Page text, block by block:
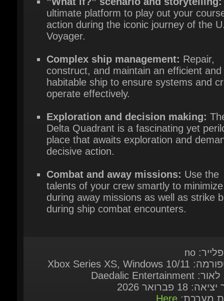
Complex ship management:Repair,
construct, and maintain an efficient and
habitable ship to ensure systems and
Exploration and decision making: The
Delta Quadrant is a fascinating yet
place that awaits exploration and
Combat and away missions:Use the
talents of your crew smartly to minimize
during away missions as well as strike
מערכת:
במשחק
English*, French, German*, Spanish -
Polish, Russian, Simplified Chinese,
* = Full audio